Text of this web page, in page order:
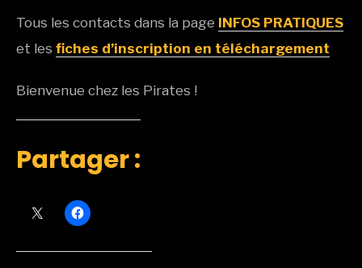
Tous les contacts dans la page INFOS PRATIQUES
et les fiches d’inscription en téléchargement
Bienvenue chez les Pirates !
Partager :